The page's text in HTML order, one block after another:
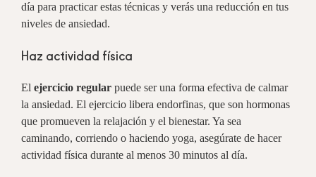
día para practicar estas técnicas y verás una reducción en tus
niveles de ansiedad.
Haz actividad física
El ejercicio regular puede ser una forma efectiva de calmar
la ansiedad. El ejercicio libera endorfinas, que son hormonas
que promueven la relajación y el bienestar. Ya sea
caminando, corriendo o haciendo yoga, asegúrate de hacer
actividad física durante al menos 30 minutos al día.